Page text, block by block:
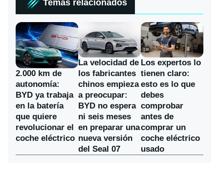
Temas relacionados
2.000 km de
autonomía:
BYD ya trabaja
en la batería
que quiere
revolucionar el
coche eléctrico
La velocidad de
los fabricantes
chinos empieza
a preocupar:
BYD no espera
ni seis meses
en preparar una
nueva versión
del Seal 07
Los expertos lo
tienen claro:
esto es lo que
debes
comprobar
antes de
comprar un
coche eléctrico
usado